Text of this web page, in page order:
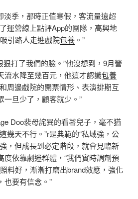
淡季，那時正值寒假，客流量遠超
運營線上點評App的團隊，高興地
引路人走進戲院包養 。”
狠打了我們的臉。”他沒想到，9月營
流水降至幾百元，他這才認識包養
周邊戲院的開票情形、表演排期互
一旦少了，顧客就少。”
Doo裴母詫異的看著兒子，毫不猶
幾天不行。”r是典範的“私域強，公
，但成長到必定階段，就會見臨新
度依靠劇迷群體，“我們實時調劑預
料好，漸漸打磨出brand效應，強化
也要有信念。”